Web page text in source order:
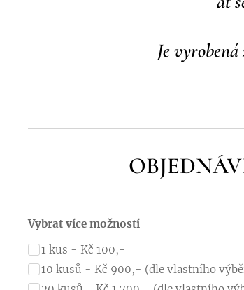
Je
Vybrat více možností
1 kus - Kč 100,-
10 kusů - Kč 900,- (dle vlastního